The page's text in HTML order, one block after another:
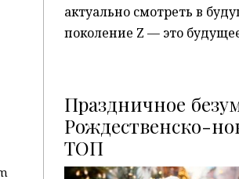
актуально смотреть в
поколение Z — это
Праздничное
Рождественско-
ТОП